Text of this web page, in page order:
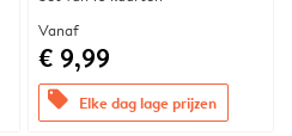
Vanaf
€ 9,99
offers Elke dag lage prijzen